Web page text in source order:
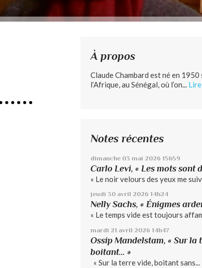
À propos
Claude Chambard est né en 1950
l’Afrique, au Sénégal, où l’on...
Notes récentes
dimanche 03 mai 2026 15h59
Carlo Levi, « Les mots sont
« Le noir velours des yeux me
jeudi 30 avril 2026 14h24
Nelly Sachs, « Énigmes
« Le temps vide est toujours
mardi 21 avril 2026 14h47
Ossip Mandelstam, « Sur la
boitant… »
« Sur la terre vide, boitant sans...